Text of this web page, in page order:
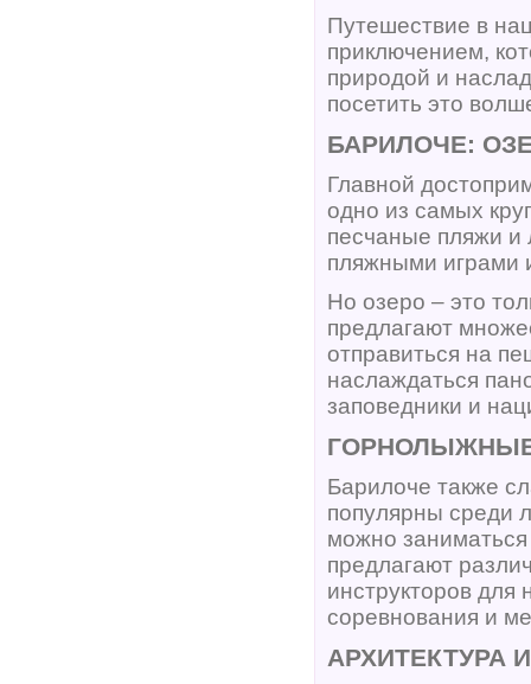
Путешествие в
приключением,
природой и
посетить это
БАРИЛОЧЕ:
Главной
одно из самых
песчаные пляжи и
пляжными играми
Но озеро – это
предлагают
отправиться на
наслаждаться
заповедники и
Барилоче также
популярны среди
можно
предлагают
инструкторов для
соревнования и
АРХИТЕКТУРА